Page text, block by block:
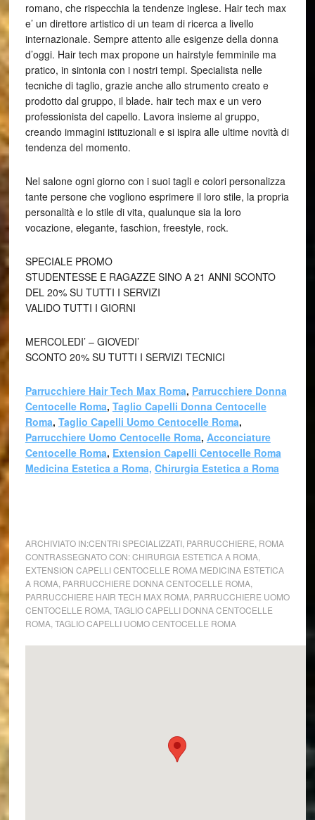
romano, che rispecchia la tendenze inglese. Hair tech max
e’ un direttore artistico di un team di ricerca a livello
internazionale. Sempre attento alle esigenze della donna
d’oggi. Hair tech max propone un hairstyle femminile ma
pratico, in sintonia con i nostri tempi. Specialista nelle
tecniche di taglio, grazie anche allo strumento creato e
prodotto dal gruppo, il blade. hair tech max e un vero
professionista del capello. Lavora insieme al gruppo,
creando immagini istituzionali e si ispira alle ultime novità di
tendenza del momento.
Nel salone ogni giorno con i suoi tagli e colori personalizza
tante persone che vogliono esprimere il loro stile, la propria
personalità e lo stile di vita, qualunque sia la loro
vocazione, elegante, faschion, freestyle, rock.
SPECIALE PROMO
STUDENTESSE E RAGAZZE SINO A 21 ANNI SCONTO
DEL 20% SU TUTTI I SERVIZI
VALIDO TUTTI I GIORNI
MERCOLEDI’ – GIOVEDI’
SCONTO 20% SU TUTTI I SERVIZI TECNICI
Parrucchiere Hair Tech Max Roma, Parrucchiere Donna
Centocelle Roma, Taglio Capelli Donna Centocelle
Roma, Taglio Capelli Uomo Centocelle Roma,
Parrucchiere Uomo Centocelle Roma, Acconciature
Centocelle Roma, Extension Capelli Centocelle Roma
Medicina Estetica a Roma, Chirurgia Estetica a Roma
ARCHIVIATO IN:CENTRI SPECIALIZZATI, PARRUCCHIERE ROMA
CONTRASSEGNATO CON:CHIRURGIA ESTETICA A ROMA,
EXTENSION CAPELLI CENTOCELLE ROMA MEDICINA ESTETICA
A ROMA, PARRUCCHIERE DONNA CENTOCELLE ROMA,
PARRUCCHIERE HAIR TECH MAX ROMA, PARRUCCHIERE UOMO
CENTOCELLE ROMA, TAGLIO CAPELLI DONNA CENTOCELLE
ROMA, TAGLIO CAPELLI UOMO CENTOCELLE ROMA